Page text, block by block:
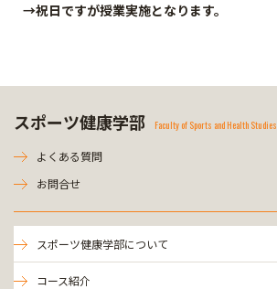
→祝日ですが授業実施となります。
スポーツ健康学部 Faculty of Sports and Health Studies
よくある質問
お問合せ
スポーツ健康学部について
コース紹介